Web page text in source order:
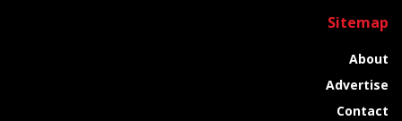
Sitemap
About
Advertise
Contact